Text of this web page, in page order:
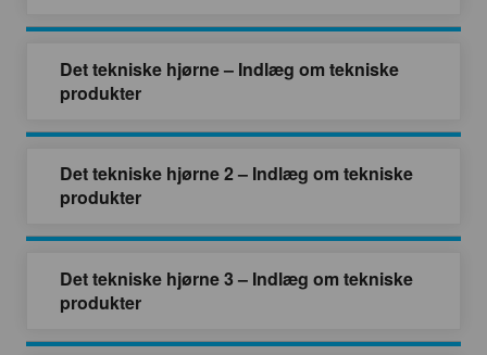
Det tekniske hjørne – Indlæg om tekniske
produkter
Det tekniske hjørne 2 – Indlæg om tekniske
produkter
Det tekniske hjørne 3 – Indlæg om tekniske
produkter